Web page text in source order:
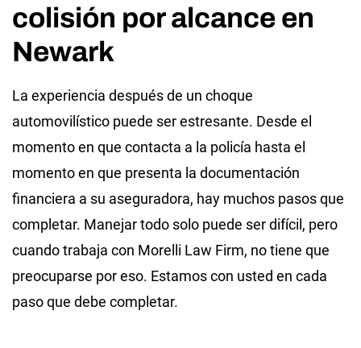
colisión por alcance en
Newark
La experiencia después de un choque
automovilístico puede ser estresante. Desde el
momento en que contacta a la policía hasta el
momento en que presenta la documentación
financiera a su aseguradora, hay muchos pasos que
completar. Manejar todo solo puede ser difícil, pero
cuando trabaja con Morelli Law Firm, no tiene que
preocuparse por eso. Estamos con usted en cada
paso que debe completar.